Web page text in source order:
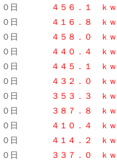
日
４５６．１ ｋｗ
日
４１６．８ ｋ ｗ
日
４５８．０ ｋｗ
０日
４４０．４ ｋｗ
日
４４５．１ ｋｗ
日
４３２．０
ｋｗ
日
３５３．３ ｋｗ
日
３８７．８ ｋｗ
日
４１０．４ ｋｗ
日
４１４．２ ｋｗ
日
３３７．０ ｋｗ